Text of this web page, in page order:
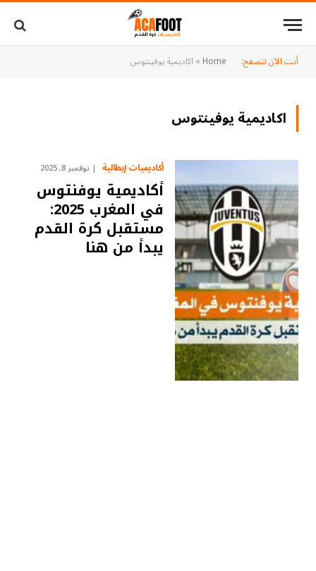
أنت الآن تتصفح: Home
» اكاديمية يوفينتوس
اكاديمية يوفينتوس
أكاديميات إيطالية نوفمبر 8, 2025
أكاديمية يوفنتوس
في المغرب 2025:
مستقبل كرة القدم
يبدأ من هنا